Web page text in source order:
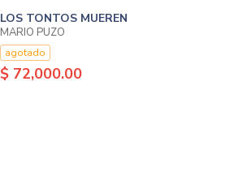
LOS TONTOS MUEREN
MARIO PUZO
agotado
$ 72,000.00